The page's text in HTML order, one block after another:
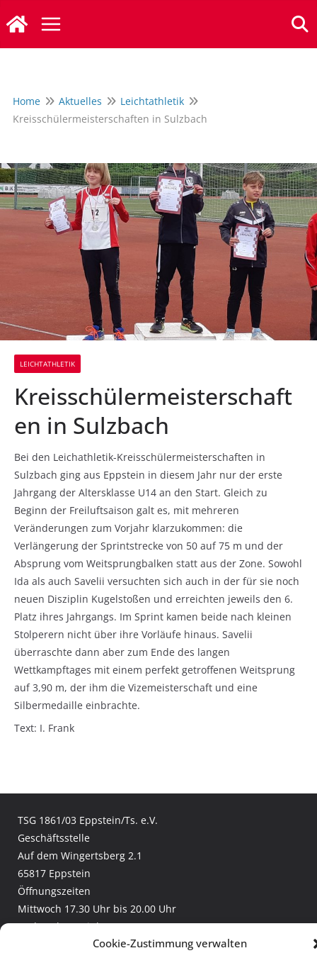
Cookie-Zustimmung verwalten
Inhalt
springen
Home Aktuelles
Leichtathletik
Kreisschülermeisterschaften in Sulzbach
LEICHTATHLETIK
Kreisschülermeisterschaft
en in Sulzbach
Bei den Leichathletik-Kreisschülermeisterschaften in
Sulzbach ging aus Eppstein in diesem Jahr nur der erste
Jahrgang der Altersklasse U14 an den Start. Gleich zu
Beginn der Freiluftsaison galt es, mit mehreren
Veränderungen zum Vorjahr klarzukommen: die
Verlängerung der Sprintstrecke von 50 auf 75 m und der
Absprung vom Weitsprungbalken statt aus der Zone. Sowohl
Ida als auch Savelii versuchten sich auch in der für sie noch
neuen Disziplin Kugelstoßen und erreichten jeweils den 6.
Platz ihres Jahrgangs. Im Sprint kamen beide nach kleinen
Stolperern nicht über ihre Vorläufe hinaus. Savelii
überraschte dann aber zum Ende des langen
Wettkampftages mit einem perfekt getroffenen Weitsprung
auf 3,90 m, der ihm die Vizemeisterschaft und eine
Silbermedaille einbrachte.
Text: I. Frank
TSG 1861/03 Eppstein/Ts. e.V.
Geschäftsstelle
Auf dem Wingertsberg 2.1
65817 Eppstein
Öffnungszeiten
Mittwoch 17.30 Uhr bis 20.00 Uhr
und nach Vereinbarung
+49 (6198) 307 2970